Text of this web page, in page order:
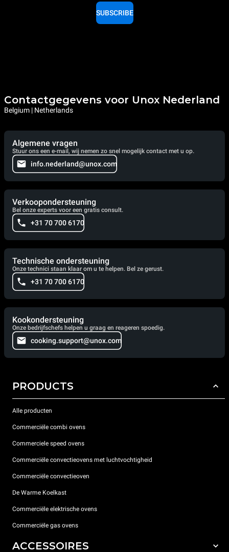
SUBSCRIBE
Contactgegevens voor Unox Nederland
Belgium | Netherlands
Algemene vragen
Stuur ons een e-mail, wij nemen zo snel mogelijk contact met u op.
info.nederland@unox.com
Verkoopondersteuning
Bel onze experts voor een gratis consult.
+31 70 700 6170
Technische ondersteuning
Onze technici staan klaar om u te helpen. Bel ze gerust.
+31 70 700 6170
Kookondersteuning
Onze bedrijfschefs helpen u graag en reageren spoedig.
cooking.support@unox.com
PRODUCTS
Alle producten
Commerciële combi ovens
Commerciele speed ovens
Commerciële convectieovens met luchtvochtigheid
Commerciële convectieoven
De Warme Koelkast
Commerciële elektrische ovens
Commerciële gas ovens
ACCESSOIRES